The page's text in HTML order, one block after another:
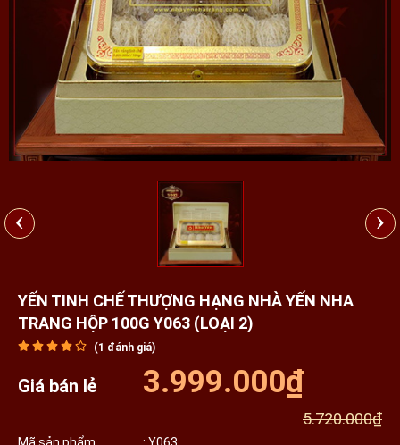
‹ ›
YẾN TINH CHẾ THƯỢNG HẠNG NHÀ YẾN NHA
TRANG HỘP 100G Y063 (LOẠI 2)
(1 đánh giá)
Giá bán lẻ 3.999.000₫
5.720.000₫